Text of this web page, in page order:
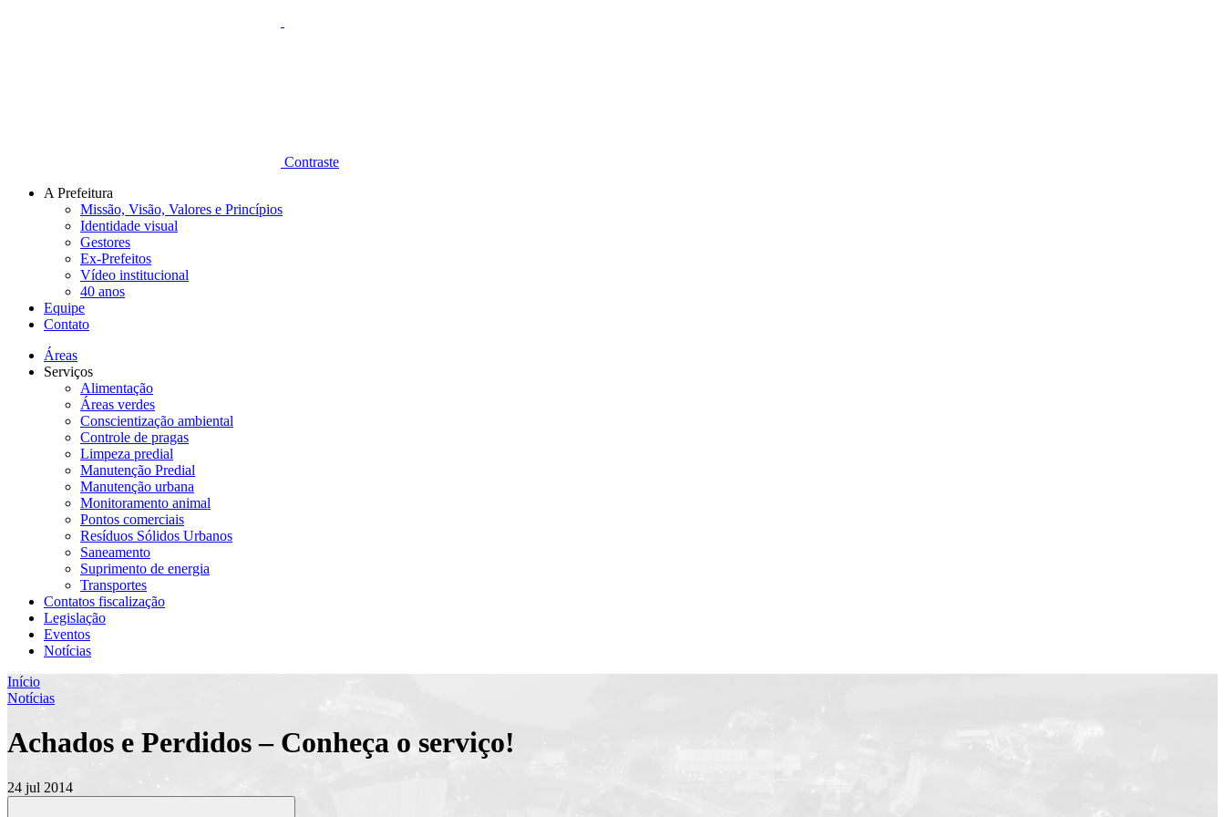
Contraste
A Prefeitura
Missão, Visão, Valores e Princípios
Identidade visual
Gestores
Ex-Prefeitos
Vídeo institucional
40 anos
Equipe
Contato
Áreas
Serviços
Alimentação
Áreas verdes
Conscientização ambiental
Controle de pragas
Limpeza predial
Manutenção Predial
Manutenção urbana
Monitoramento animal
Pontos comerciais
Resíduos Sólidos Urbanos
Saneamento
Suprimento de energia
Transportes
Contatos fiscalização
Legislação
Eventos
Notícias
Início
Notícias
Achados e Perdidos – Conheça o serviço!
24 jul 2014